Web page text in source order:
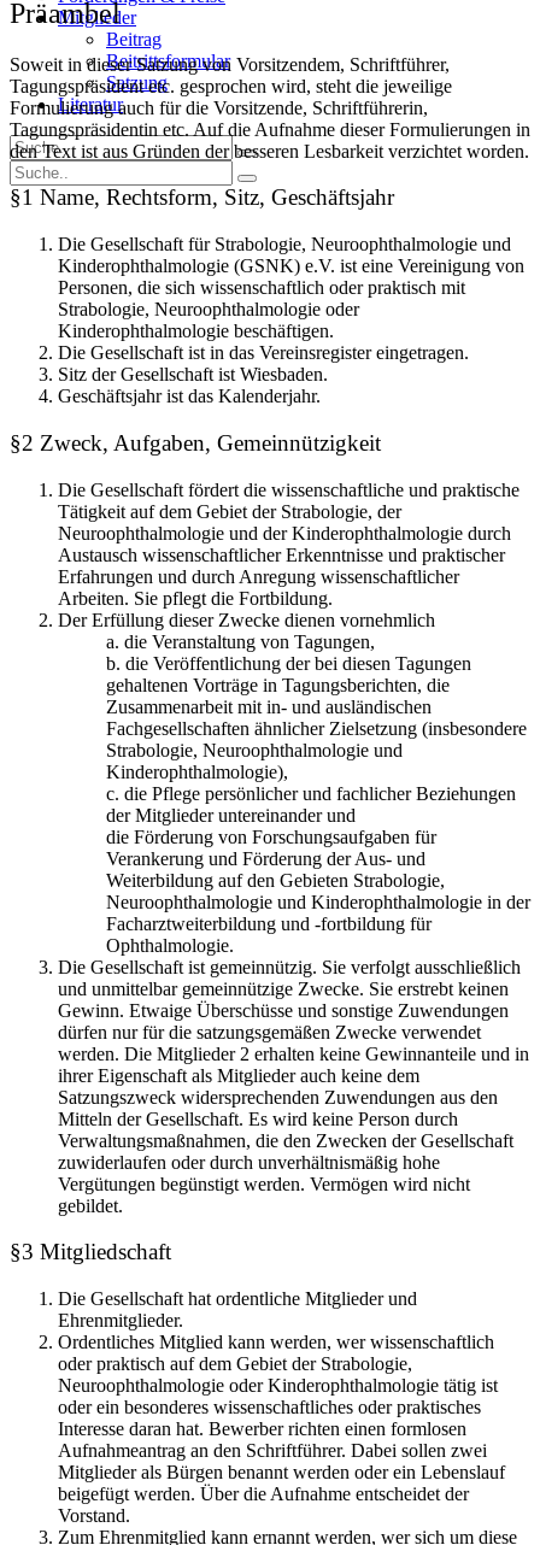
Mitglieder
Beitrag
Beitrittsformular
Satzung
Literatur
Präambel
Soweit in dieser Satzung von Vorsitzendem, Schriftführer,
Tagungspräsident etc. gesprochen wird, steht die jeweilige
Formulierung auch für die Vorsitzende, Schriftführerin,
Tagungspräsidentin etc. Auf die Aufnahme dieser Formulierungen in
den Text ist aus Gründen der besseren Lesbarkeit verzichtet worden.
§1 Name, Rechtsform, Sitz, Geschäftsjahr
Die Gesellschaft für Strabologie, Neuroophthalmologie und
Kinderophthalmologie (GSNK) e.V. ist eine Vereinigung von
Personen, die sich wissenschaftlich oder praktisch mit
Strabologie, Neuroophthalmologie oder
Kinderophthalmologie beschäftigen.
Die Gesellschaft ist in das Vereinsregister eingetragen.
Sitz der Gesellschaft ist Wiesbaden.
Geschäftsjahr ist das Kalenderjahr.
§2 Zweck, Aufgaben, Gemeinnützigkeit
Die Gesellschaft fördert die wissenschaftliche und praktische
Tätigkeit auf dem Gebiet der Strabologie, der
Neuroophthalmologie und der Kinderophthalmologie durch
Austausch wissenschaftlicher Erkenntnisse und praktischer
Erfahrungen und durch Anregung wissenschaftlicher
Arbeiten. Sie pflegt die Fortbildung.
Der Erfüllung dieser Zwecke dienen vornehmlich
a. die Veranstaltung von Tagungen,
b. die Veröffentlichung der bei diesen Tagungen
gehaltenen Vorträge in Tagungsberichten, die
Zusammenarbeit mit in- und ausländischen
Fachgesellschaften ähnlicher Zielsetzung (insbesondere
Strabologie, Neuroophthalmologie und
Kinderophthalmologie),
c. die Pflege persönlicher und fachlicher Beziehungen
der Mitglieder untereinander und
die Förderung von Forschungsaufgaben für
Verankerung und Förderung der Aus- und
Weiterbildung auf den Gebieten Strabologie,
Neuroophthalmologie und Kinderophthalmologie in der
Facharztweiterbildung und -fortbildung für
Ophthalmologie.
Die Gesellschaft ist gemeinnützig. Sie verfolgt ausschließlich
und unmittelbar gemeinnützige Zwecke. Sie erstrebt keinen
Gewinn. Etwaige Überschüsse und sonstige Zuwendungen
dürfen nur für die satzungsgemäßen Zwecke verwendet
werden. Die Mitglieder 2 erhalten keine Gewinnanteile und in
ihrer Eigenschaft als Mitglieder auch keine dem
Satzungszweck widersprechenden Zuwendungen aus den
Mitteln der Gesellschaft. Es wird keine Person durch
Verwaltungsmaßnahmen, die den Zwecken der Gesellschaft
zuwiderlaufen oder durch unverhältnismäßig hohe
Vergütungen begünstigt werden. Vermögen wird nicht
gebildet.
§3 Mitgliedschaft
Die Gesellschaft hat ordentliche Mitglieder und
Ehrenmitglieder.
Ordentliches Mitglied kann werden, wer wissenschaftlich
oder praktisch auf dem Gebiet der Strabologie,
Neuroophthalmologie oder Kinderophthalmologie tätig ist
oder ein besonderes wissenschaftliches oder praktisches
Interesse daran hat. Bewerber richten einen formlosen
Aufnahmeantrag an den Schriftführer. Dabei sollen zwei
Mitglieder als Bürgen benannt werden oder ein Lebenslauf
beigefügt werden. Über die Aufnahme entscheidet der
Vorstand.
Zum Ehrenmitglied kann ernannt werden, wer sich um diese